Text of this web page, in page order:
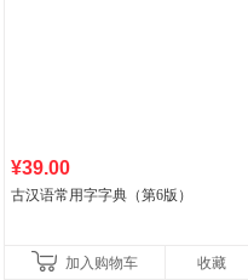
¥39.00
古汉语常用字字典（第6版）
加入购物车 收藏